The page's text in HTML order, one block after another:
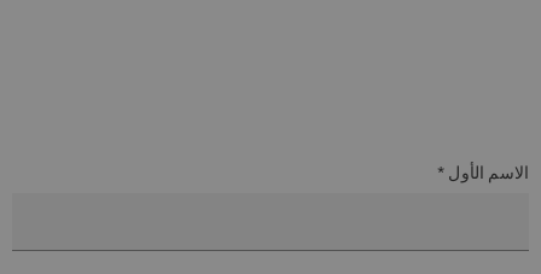
الاسم الأول *